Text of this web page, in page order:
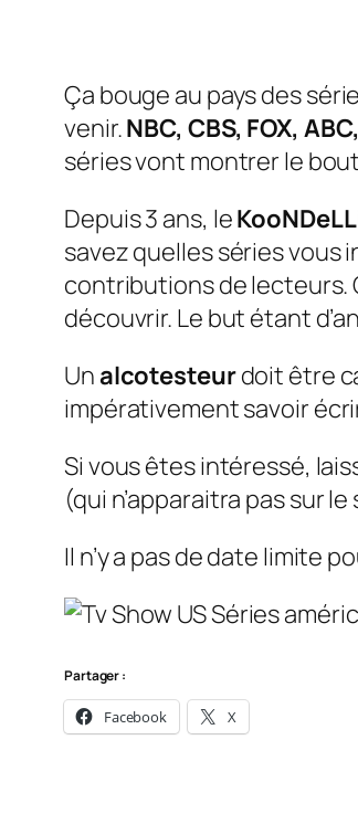
Ça bouge au pays des
venir.NBC, CBS, FOX,
séries vont montrer le
Depuis 3 ans, le
savez quelles séries vous
contributions de lecteurs.
découvrir. Le but étant
Unalcotesteurdoit être
impérativement savoir
Si vous êtes intéressé,
(qui n’apparaitra pas sur
Il n’y a pas de date limite
Partager :
Facebook X